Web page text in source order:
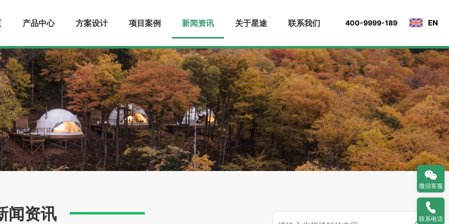
400-9999-189 EN
产品中心 方案设计 项目案例 新闻资讯 关于星途 联系我们
闻资讯
微信客服
联系电话